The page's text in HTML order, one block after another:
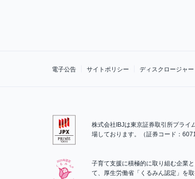
電子公告 サイトポリシー ディスクロージャ
株式会社IBJは東京証券取引所プライ
場しております。（証券コード：6071
子育て支援に積極的に取り組む企業と
て、厚生労働省「くるみん認定」を取